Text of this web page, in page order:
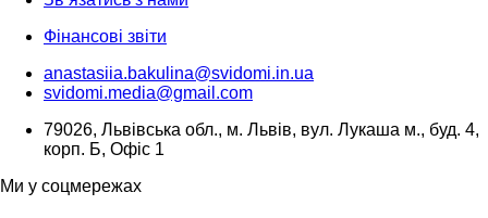
Фінансові звіти
anastasiia.bakulina@svidomi.in.ua
svidomi.media@gmail.com
79026, Львівська обл., м. Львів, вул. Лукаша м., буд. 4,
корп. Б, Офіс 1
Ми у соцмережах